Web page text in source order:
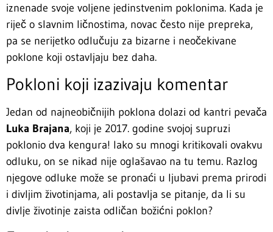
iznenade svoje voljene jedinstvenim poklonima. Kada je
riječ o slavnim ličnostima, novac često nije prepreka,
pa se nerijetko odlučuju za bizarne i neočekivane
poklone koji ostavljaju bez daha.
Pokloni koji izazivaju komentar
Jedan od najneobičnijih poklona dolazi od kantri pevača
Luka Brajana, koji je 2017. godine svojoj supruzi
poklonio dva kengura! Iako su mnogi kritikovali ovakvu
odluku, on se nikad nije oglašavao na tu temu. Razlog
njegove odluke može se pronaći u ljubavi prema prirodi
i divljim životinjama, ali postavlja se pitanje, da li su
divlje životinje zaista odličan božićni poklon?